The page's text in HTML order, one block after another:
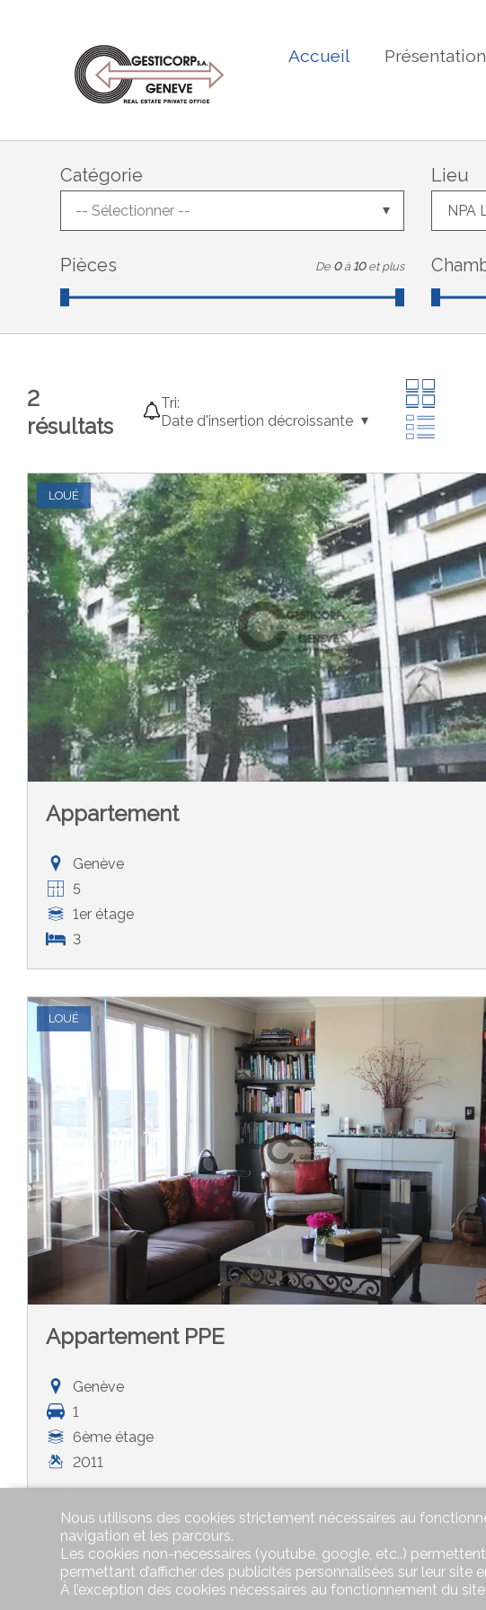
Accueil Présentation
Catégorie
-- Sélectionner --
Lieu
NPA
Pièces De 0 à 10 et plus
2
résultats
Tri:
Date d'insertion décroissante
LOUÉ
Appartement
Genève
5
1er étage
3
LOUÉ
Appartement PPE
Genève
1
6ème étage
2011
Nous utilisons des cookies strictement nécessaires au
navigation et les parcours.
Les cookies non-nécessaires (youtube, google, etc..)
permettant d’afficher des publicités personnalisées sur leur
À l’exception des cookies nécessaires au fonctionnement du